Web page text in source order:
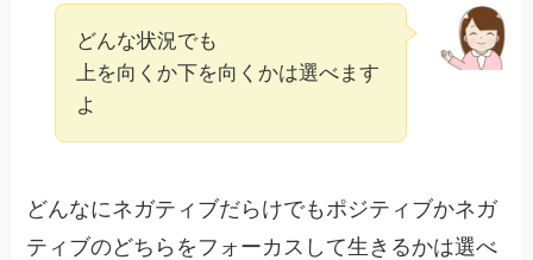
どんな状況でも
上を向くか下を向くかは選べます
よ
どんなにネガティブだらけでもポジティブかネガ
ティブのどちらをフォーカスして生きるかは選べ